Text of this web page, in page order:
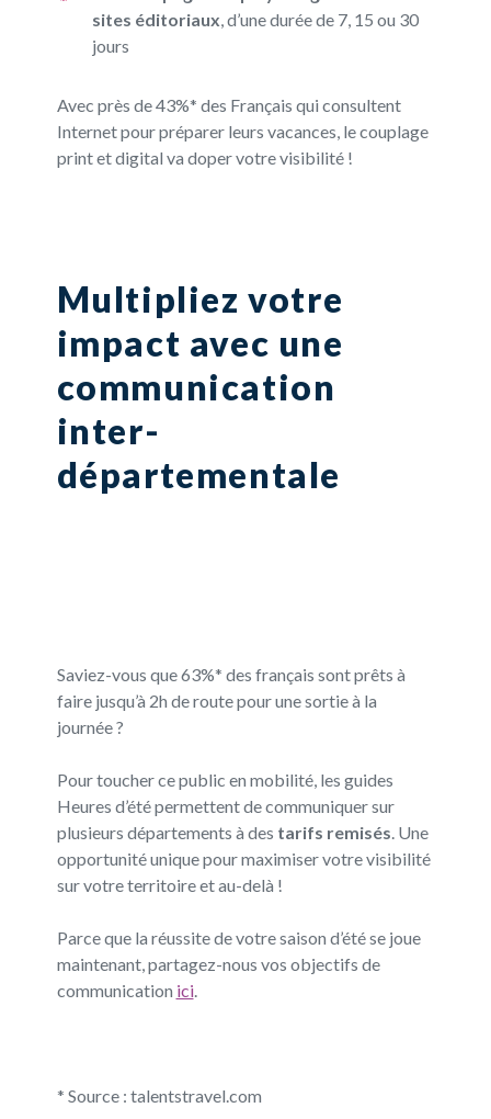
sites éditoriaux, d’une durée de 7, 15 ou 30
jours
Avec près de 43%* des Français qui consultent
Internet pour préparer leurs vacances, le couplage
print et digital va doper votre visibilité !
Multipliez votre
impact avec une
communication
inter-
départementale
Saviez-vous que 63%* des français sont prêts à
faire jusqu’à 2h de route pour unesortie à la
journée ?
Pour toucher ce public en mobilité, ​ les guides
Heures d’été permettent de communiquer sur
plusieurs départements à des tarifs remisés. Une
opportunité unique pour maximiser votre visibilité
sur votre territoire et au-delà !
Parce que la réussite de votre saison d’été se joue
maintenant, partagez-nous vos objectifs de
communication ici.
* Source : talentstravel.com